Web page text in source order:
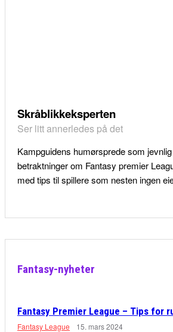
Skråblikkeksperten
Ser litt annerledes på det
Kampguidens humørsprede som
betraktninger om Fantasy premier
med tips til spillere som nesten ingen
Fantasy-nyheter
Fantasy Premier League – Tips for
Fantasy League 15. mars 2024